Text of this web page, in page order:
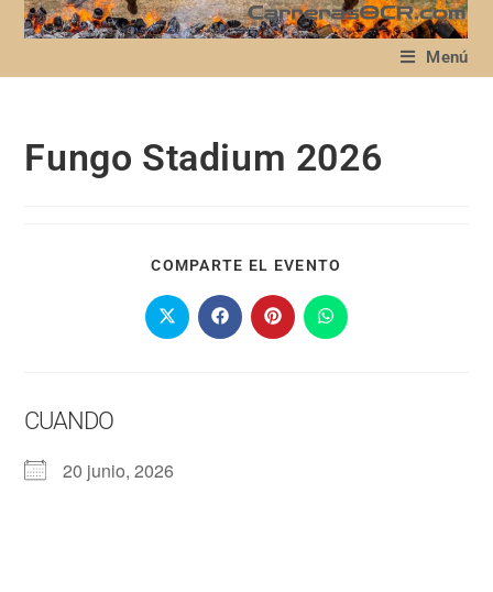
Menú
Fungo Stadium 2026
COMPARTE EL EVENTO
CUANDO
20 junio, 2026